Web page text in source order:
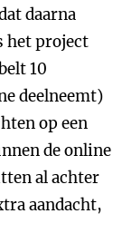
daarna
het project
10
deelneemt)
op een
de online
al achter
aandacht,